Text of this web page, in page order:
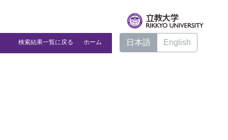
検索結果一覧に戻る ホーム 日本語 English